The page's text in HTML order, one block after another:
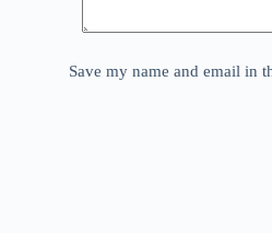
Save my name and email in